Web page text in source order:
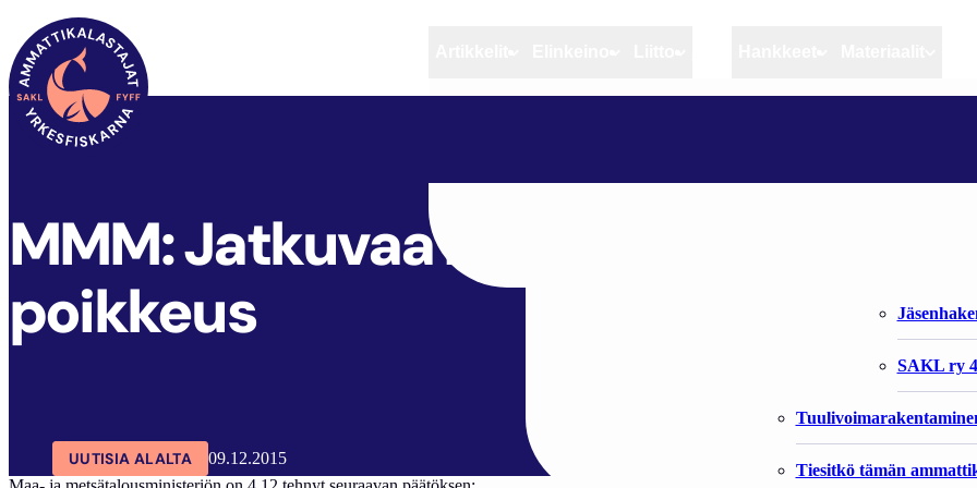
Artikkelit Elinkeino
Rannikko ja
Elinkeinokalatalouden
Kalat ja kalatalous
Vahinkoeläimet
Tiesitkö tämän
Liitto
Liiton
SAKL ry
SAKL ARTIKKELIT
MMM: Jatkuvaa EMKR-hakua
poikkeus
UUTISIA ALALTA
09.12.2015